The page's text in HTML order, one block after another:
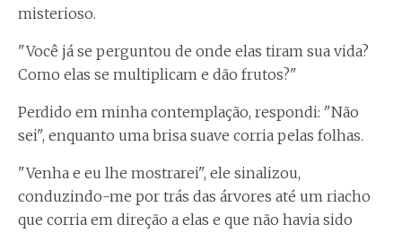
misterioso.
"Você já se perguntou de onde elas tiram sua vida?
Como elas se multiplicam e dão frutos?"
Perdido em minha contemplação, respondi: "Não
sei", enquanto uma brisa suave corria pelas folhas.
"Venha e eu lhe mostrarei", ele sinalizou,
conduzindo-me por trás das árvores até um riacho
que corria em direção a elas e que não havia sido